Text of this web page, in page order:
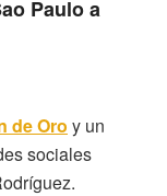
Paulo a
de Oro y un
sociales